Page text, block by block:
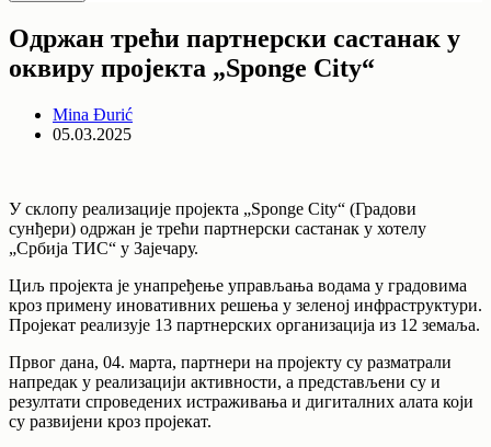
Одржан трећи партнерски састанак у
оквиру пројекта „Sponge City“
Mina Đurić
05.03.2025
У склопу реализације пројекта „Sponge City“ (Градови
сунђери) одржан је трећи партнерски састанак у хотелу
„Србија ТИС“ у Зајечару.
Циљ пројекта је унапређење управљања водама у градовима
кроз примену иновативних решења у зеленој инфраструктури.
Пројекат реализује 13 партнерских организација из 12 земаља.
Првог дана, 04. марта, партнери на пројекту су разматрали
напредак у реализацији активности, а представљени су и
резултати спроведених истраживања и дигиталних алата који
су развијени кроз пројекат.